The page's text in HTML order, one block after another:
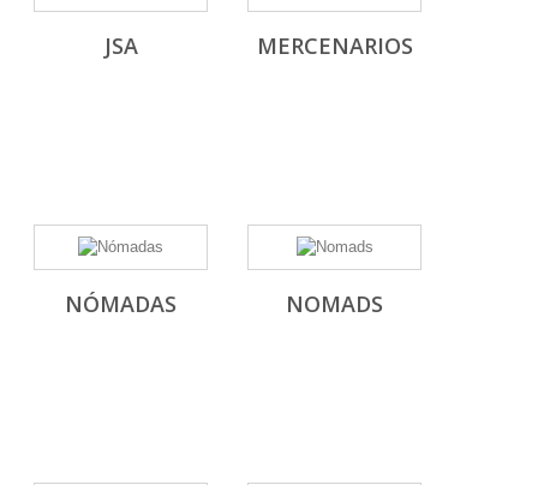
JSA MERCENARIOS
NÓMADAS NOMADS